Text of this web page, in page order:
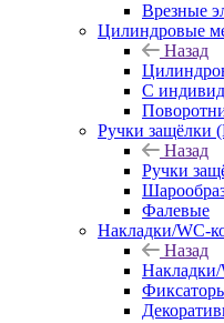
Врезные
Цилиндровые
Назад
С
Ручки защёлки
Назад
Ручки
Фалевые
Накладки/WC-
Назад